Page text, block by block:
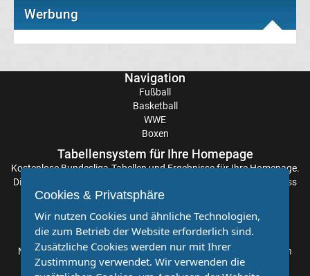
League
Tabelle
Europa
League
Werbung
Navigation
Fußball
Basketball
WWE
Boxen
Tabellensystem für Ihre Homepage
KostenloseBundesliga-Tabellenund Ergebnisse für Ihre Homepage.
Die Aktualisierung der Ergebnisse erfolgt alle paar Minuten, sodass
Sie stets auf dem Laufenden sind. Einfache und schnelle
Einbindung.
Partnervereine
Möchten Sie, dass auch Ihr Verein mehr Beachtung findet? Dann
sind Sie bei uns genau richtig. Wir suchen Ihren Verein für eine
Cookies & Privatsphäre
Wir nutzen Cookies und ähnliche Technologien,
die zum Betrieb der Website erforderlich sind.
Zusätzliche Cookies werden nur mit Ihrer
Zustimmung verwendet. Wir verwenden die